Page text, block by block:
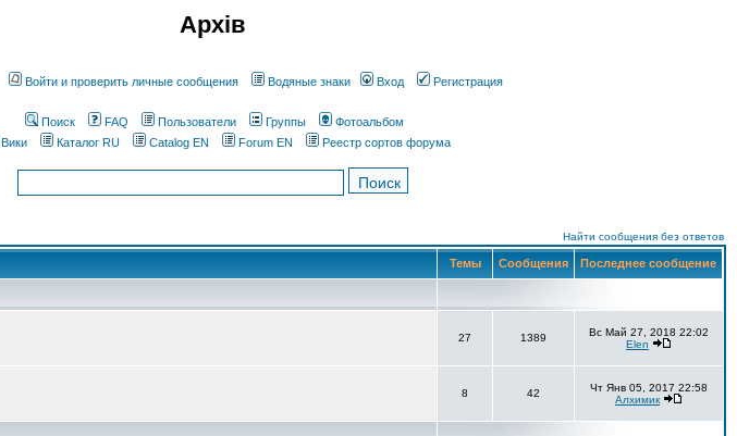
Архів
Войти и проверить личные сообщения Водяные знаки Вход Регистрация
Поиск FAQ Пользователи Группы
Фотоальбом
Вики
Каталог RU Catalog EN Forum EN Реестр сортов форума
Найти сообщения без ответов
Темы Сообщения Последнее сообщение
27 1389
Вс Май 27, 2018 22:02
Elen
8 42
Чт Янв 05, 2017 22:58
Алхимик